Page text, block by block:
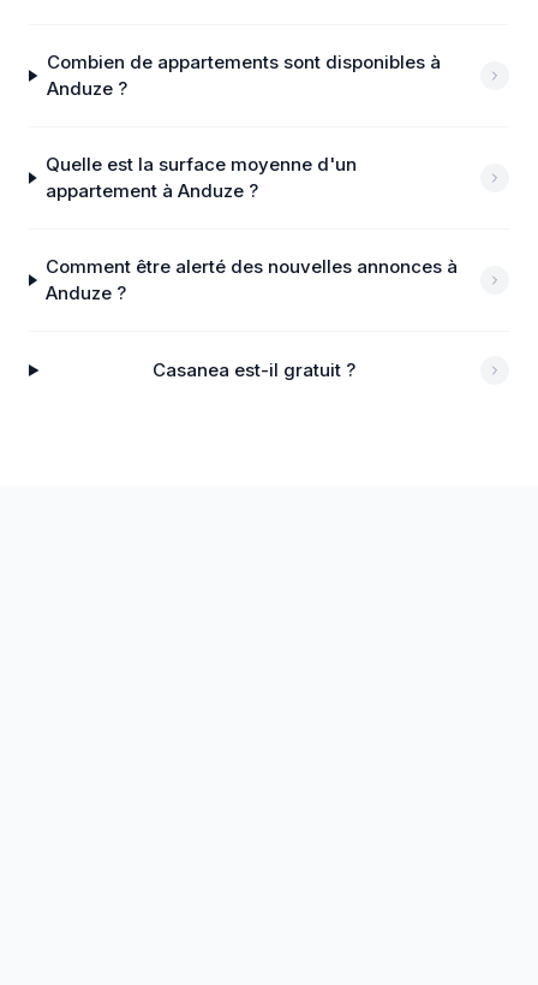
Combien de appartements sont disponibles à
Anduze ?
Quelle est la surface moyenne d'un
appartement à Anduze ?
Comment être alerté des nouvelles annonces à
Anduze ?
Casanea est-il gratuit ?